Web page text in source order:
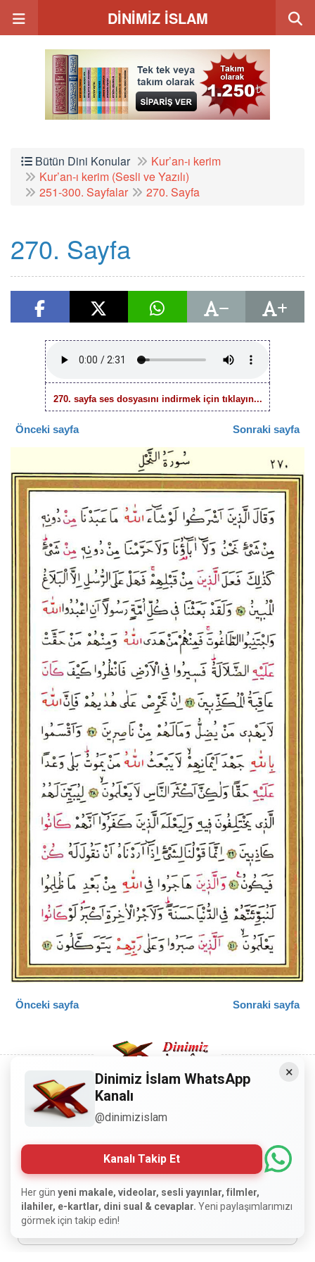
DİNİMİZ İSLAM
Bütün Dini Konular
Kur’an-ı kerim
Kur’an-ı kerim (Sesli ve Yazılı)
251-300. Sayfalar
270. Sayfa
270. Sayfa
270. sayfa ses dosyasını indirmek için tıklayın...
Önceki sayfa Sonraki sayfa
Önceki sayfa Sonraki sayfa
Copyright © 2008 - Dinimiz İslam. Her Hakkı Saklıdır.
Sitemizdeki bilgiler, bütün insanların istifadesi için
hazırlanmıştır. Orijinaline sadık kalmak şartıyla, izin
almaya gerek kalmadan, herkes istediği gibi alıp istifade
edebilir.
Normal Siteyi Göster
×
Dinimiz İslam WhatsApp
Kanalı
@dinimizislam
Kanalı Takip Et
Her gün yeni makale, videolar, sesli yayınlar, filmler,
ilahiler, e-kartlar, dini sual & cevaplar. Yeni paylaşımlarımızı
görmek için takip edin!